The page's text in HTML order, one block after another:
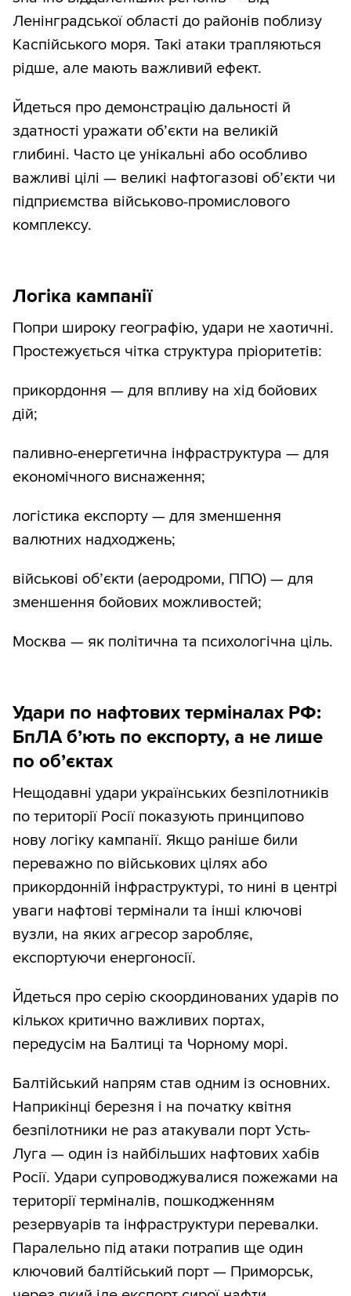
Ленінградської області до районів поблизу
Каспійського моря. Такі атаки трапляються
рідше, але мають важливий ефект.
Йдеться про демонстрацію дальності й
здатності уражати об’єкти на великій
глибині. Часто це унікальні або особливо
важливі цілі — великі нафтогазові об’єкти чи
підприємства військово-промислового
комплексу.
Логіка кампанії
Попри широку географію, удари не хаотичні.
Простежується чітка структура пріоритетів:
прикордоння — для впливу на хід бойових
дій;
паливно-енергетична інфраструктура — для
економічного виснаження;
логістика експорту — для зменшення
валютних надходжень;
військові об’єкти (аеродроми, ППО) — для
зменшення бойових можливостей;
Москва — як політична та психологічна ціль.
Удари по нафтових терміналах РФ:
БпЛА б’ють по експорту, а не лише
по об’єктах
Нещодавні удари українських безпілотників
по території Росії показують принципово
нову логіку кампанії. Якщо раніше били
переважно по військових цілях або
прикордонній інфраструктурі, то нині в центрі
уваги нафтові термінали та інші ключові
вузли, на яких агресор заробляє,
експортуючи енергоносії.
Йдеться про серію скоординованих ударів по
кількох критично важливих портах,
передусім на Балтиці та Чорному морі.
Балтійський напрям став одним із основних.
Наприкінці березня і на початку квітня
безпілотники не раз атакували порт Усть-
Луга — один із найбільших нафтових хабів
Росії. Удари супроводжувалися пожежами на
території терміналів, пошкодженням
резервуарів та інфраструктури перевалки.
Паралельно під атаки потрапив ще один
ключовий балтійський порт — Приморськ,